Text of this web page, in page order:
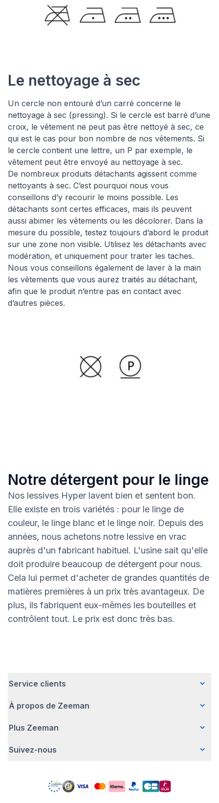
Le nettoyage à sec
Un cercle non entouré d’un carré concerne le
nettoyage à sec (pressing). Si le cercle est barré d’une
croix, le vêtement ne peut pas être nettoyé à sec, ce
qui est le cas pour bon nombre de nos vêtements. Si
le cercle contient une lettre, un P par exemple, le
vêtement peut être envoyé au nettoyage à sec.
De nombreux produits détachants agissent comme
nettoyants à sec. C’est pourquoi nous vous
conseillons d’y recourir le moins possible. Les
détachants sont certes efficaces, mais ils peuvent
aussi abimer les vêtements ou les décolorer. Dans la
mesure du possible, testez toujours d’abord le produit
sur une zone non visible. Utilisez les détachants avec
modération, et uniquement pour traiter les taches.
Nous vous conseillons également de laver à la main
les vêtements que vous aurez traités au détachant,
afin que le produit n’entre pas en contact avec
d’autres pièces.
Notre détergent pour le linge
Nos lessives Hyper lavent bien et sentent bon.
Elle existe en trois variétés : pour le linge de
couleur, le linge blanc et le linge noir. Depuis des
années, nous achetons notre lessive en vrac
auprès d'un fabricant habituel. L'usine sait qu'elle
doit produire beaucoup de détergent pour nous.
Cela lui permet d'acheter de grandes quantités de
matières premières à un prix très avantageux. De
plus, ils fabriquent eux-mêmes les bouteilles et
contrôlent tout. Le prix est donc très bas.
Service clients
Questions fréquentes
Livraison
Retour d'articles
Magasins Zeeman
À propos de Zeeman
Qui sommes-nous ?
Une entreprise responsable
Rapport annuel RSE
Plus Zeeman
Communiqué de presse
Offre body gratuit
Suivez-nous